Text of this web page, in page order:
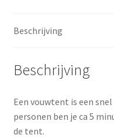
Beschrijving
Beschrijving
Een vouwtent is een
personen ben je ca 5
de tent.